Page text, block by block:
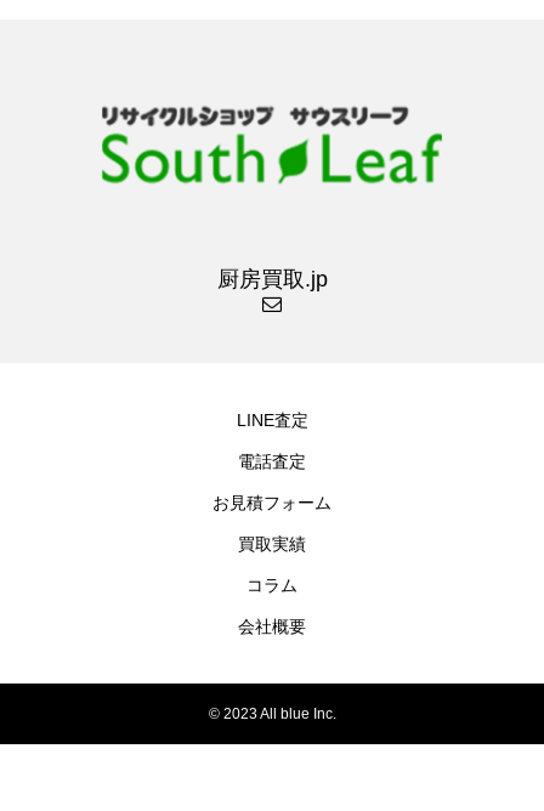
厨房買取.jp
LINE査定
電話査定
お見積フォーム
買取実績
コラム
会社概要
© 2023 All blue Inc.